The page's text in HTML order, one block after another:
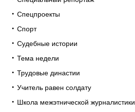
Спецпроекты
Спорт
Судебные истории
Тема недели
Трудовые династии
Учитель равен солдату
Школа межэтнической журналистики